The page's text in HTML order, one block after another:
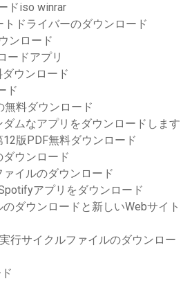
ドiso winrar
トドライバーのダウンロード
ンロード
ードアプリ
ウンロード
ド
無料ダウンロード
ムなアプリをダウンロードします
版PDF無料ダウンロード
ウンロード
イルのダウンロード
アプリをダウンロード
ダウンロードと新しいWebサイト
行サイクルファイルのダウンロー